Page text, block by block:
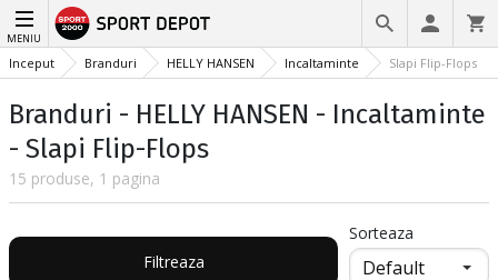
MENIU
Inceput Branduri HELLY HANSEN Incaltaminte Slapi Flip-Flops
Branduri - HELLY HANSEN - Incaltaminte
- Slapi Flip-Flops
15 produse, 1 pagina
Filtreaza
Sorteaza